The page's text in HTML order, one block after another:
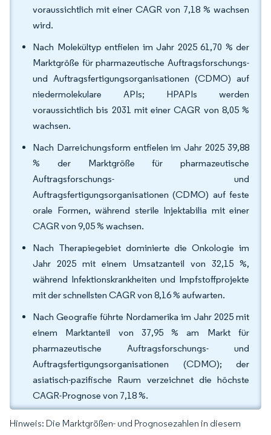
voraussichtlich mit einer CAGR von 7,18 % wachsen
wird.
Nach Molekültyp entfielen im Jahr 2025 61,70 % der
Marktgröße für pharmazeutische Auftragsforschungs-
und Auftragsfertigungsorganisationen (CDMO) auf
niedermolekulare APIs; HPAPIs werden
voraussichtlich bis 2031 mit einer CAGR von 8,05 %
wachsen.
Nach Darreichungsform entfielen im Jahr 2025 39,88
% der Marktgröße für pharmazeutische
Auftragsforschungs- und
Auftragsfertigungsorganisationen (CDMO) auf feste
orale Formen, während sterile Injektabilia mit einer
CAGR von 9,05 % wachsen.
Nach Therapiegebiet dominierte die Onkologie im
Jahr 2025 mit einem Umsatzanteil von 32,15 %,
während Infektionskrankheiten und Impfstoffprojekte
mit der schnellsten CAGR von 8,16 % aufwarten.
Nach Geografie führte Nordamerika im Jahr 2025 mit
einem Marktanteil von 37,95 % am Markt für
pharmazeutische Auftragsforschungs- und
Auftragsfertigungsorganisationen (CDMO); der
asiatisch-pazifische Raum verzeichnet die höchste
CAGR-Prognose von 7,18 %.
Hinweis: Die Marktgrößen- und Prognosezahlen in diesem